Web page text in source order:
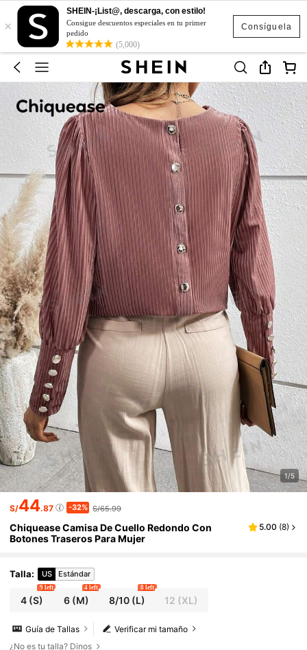
Consíguela
×
SHEIN-¡List@, descarga, con estilo!
Consigue descuentos especiales en tu primer
pedido
(5,000)
1/5
S/44.87 -32% S/65.99
Chiquease Camisa De Cuello Redondo Con
Botones Traseros Para Mujer
5.00 (8)
Talla: US Estándar
4 (S)
9 left
6 (M)
4 left
8/10(L)
8 left
12 (XL)
Verificar mi tamaño
Guía de Tallas
¿No es tu talla? Dinos